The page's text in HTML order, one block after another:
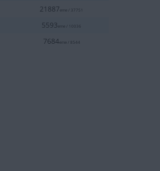
21887eme / 37751
5593eme / 10036
7684eme / 8544